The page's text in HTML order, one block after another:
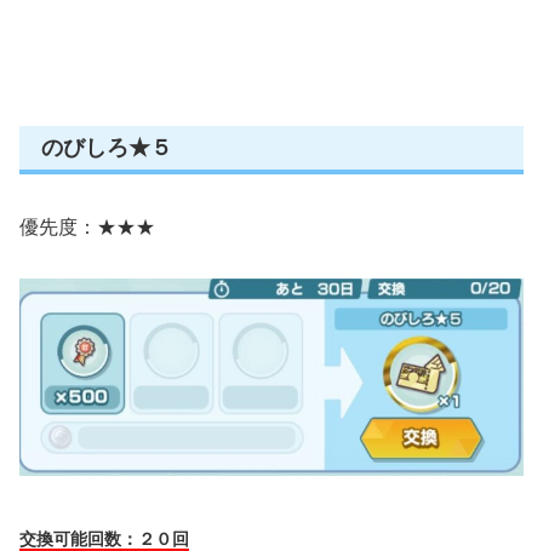
のびしろ★５
優先度：★★★
交換可能回数：２０回